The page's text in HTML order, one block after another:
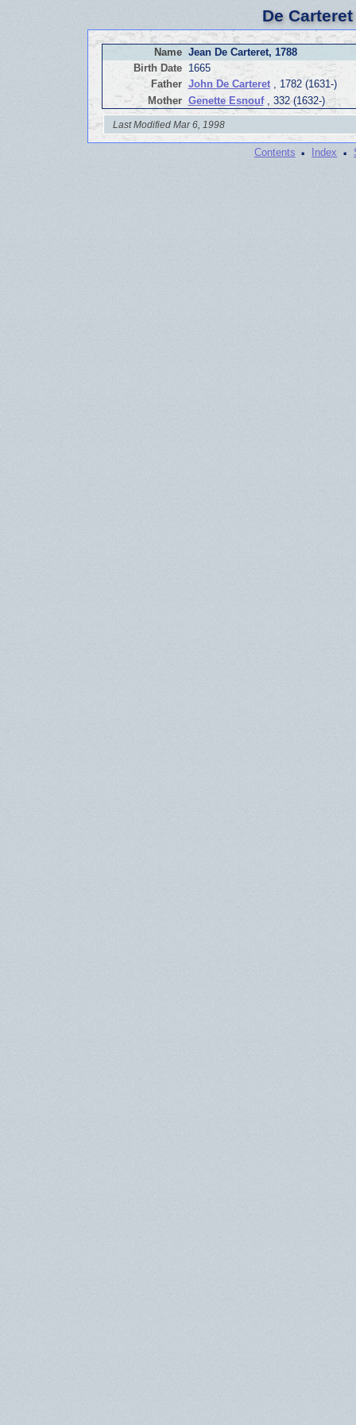
De
Name Jean De Carteret, 1788
Birth Date
1665
Father John De Carteret, 1782 (1631-)
Mother Genette Esnouf, 332 (1632-)
Last Modified Mar 6, 1998
Contents · Index ·